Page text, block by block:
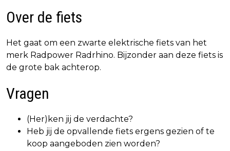
Over de fiets
Het gaat om een zwarte elektrische fiets van het
merk Radpower Radrhino. Bijzonder aan deze fiets is
de grote bak achterop.
Vragen
(Her)ken jij de verdachte?
Heb jij de opvallende fiets ergens gezien of te
koop aangeboden zien worden?